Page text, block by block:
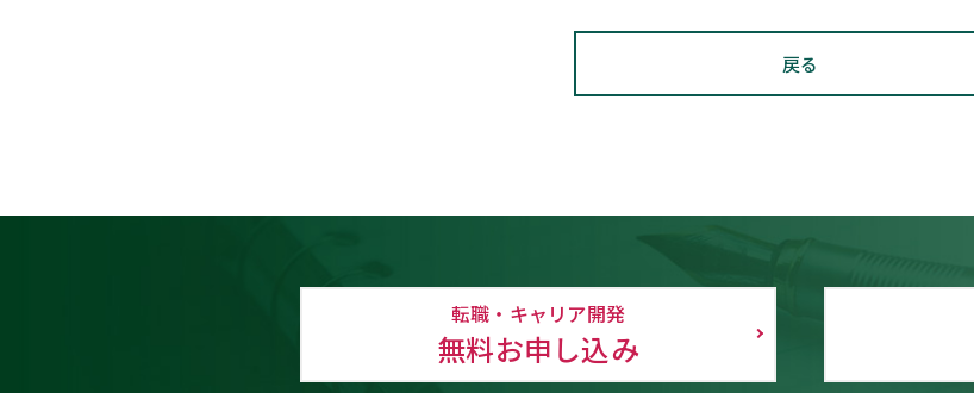
戻る
転職・キャリア開発
無料お申し込み